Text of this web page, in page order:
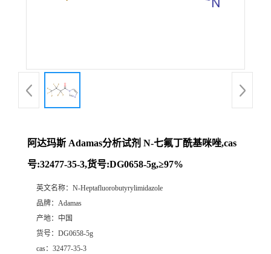
阿达玛斯 Adamas分析试剂 N-七氟丁酰基咪唑,cas
号:32477-35-3,货号:DG0658-5g,≥97%
英文名称： N-Heptafluorobutyrylimidazole
品牌： Adamas
产地： 中国
货号： DG0658-5g
cas： 32477-35-3